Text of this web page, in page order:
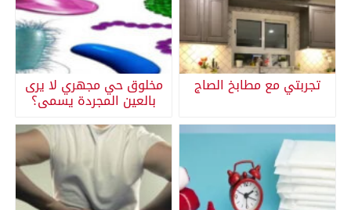
تجربتي مع مطابخ الصاج مخلوق حي مجهري لا يرى
بالعين المجردة يسمى؟